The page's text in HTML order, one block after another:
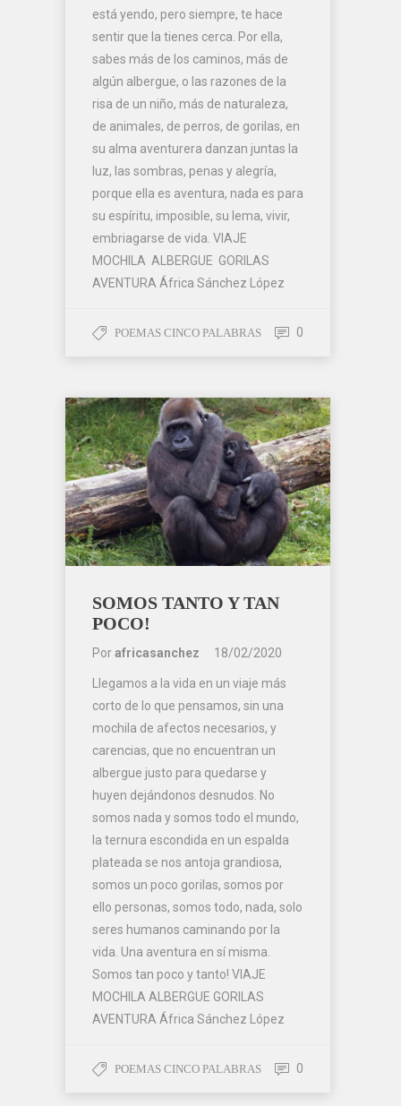
está yendo, pero siempre, te hace
sentir que la tienes cerca. Por ella,
sabes más de los caminos, más de
algún albergue, o las razones de la
risa de un niño, más de naturaleza,
de animales, de perros, de gorilas, en
su alma aventurera danzan juntas la
luz, las sombras, penas y alegría,
porque ella es aventura, nada es para
su espíritu, imposible, su lema, vivir,
embriagarse de vida. VIAJE
MOCHILA ALBERGUE GORILAS
AVENTURA África Sánchez López
POEMAS CINCO PALABRAS 0
SOMOS TANTO Y TAN
POCO!
Porafricasanchez 18/02/2020
Llegamos a la vida en un viaje más
corto de lo que pensamos, sin una
mochila de afectos necesarios, y
carencias, que no encuentran un
albergue justo para quedarse y
huyen dejándonos desnudos. No
somos nada y somos todo el mundo,
la ternura escondida en un espalda
plateada se nos antoja grandiosa,
somos un poco gorilas, somos por
ello personas, somos todo, nada, solo
seres humanos caminando por la
vida. Una aventura en sí misma.
Somos tan poco y tanto! VIAJE
MOCHILA ALBERGUE GORILAS
AVENTURA África Sánchez López
POEMAS CINCO PALABRAS 0